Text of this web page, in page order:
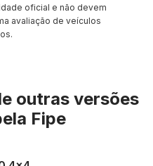
oficial e não devem
avaliação de veículos
outras versões
Fipe